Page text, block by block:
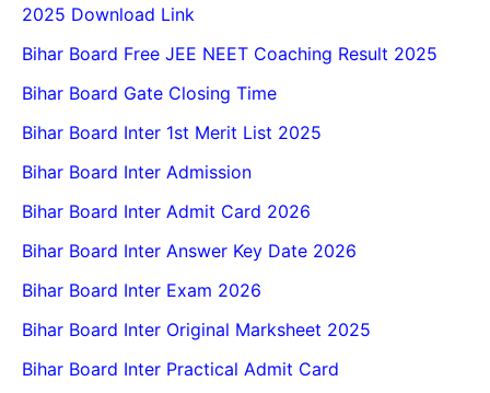
2025 Download Link
Bihar Board Free JEE NEET Coaching Result 2025
Bihar Board Gate Closing Time
Bihar Board Inter 1st Merit List 2025
Bihar Board Inter Admission
Bihar Board Inter Admit Card 2026
Bihar Board Inter Answer Key Date 2026
Bihar Board Inter Exam 2026
Bihar Board Inter Original Marksheet 2025
Bihar Board Inter Practical Admit Card